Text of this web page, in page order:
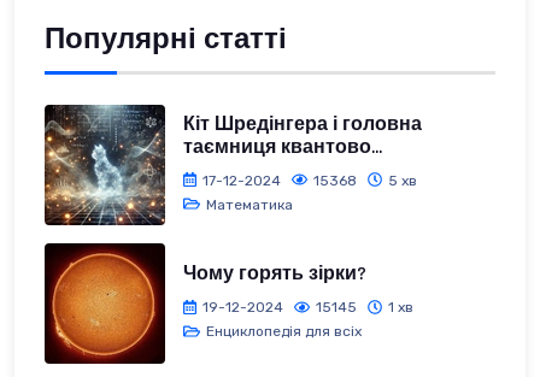
Популярні статті
Кіт Шредінгера і головна
таємниця квантово...
17-12-2024 15368
5 хв
Математика
Чому горять зірки?
19-12-2024 15145
1 хв
Енциклопедія для всіх